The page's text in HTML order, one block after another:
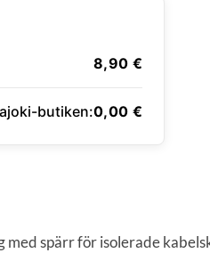
8,90 €
butiken:0,00 €
spärr för isolerade